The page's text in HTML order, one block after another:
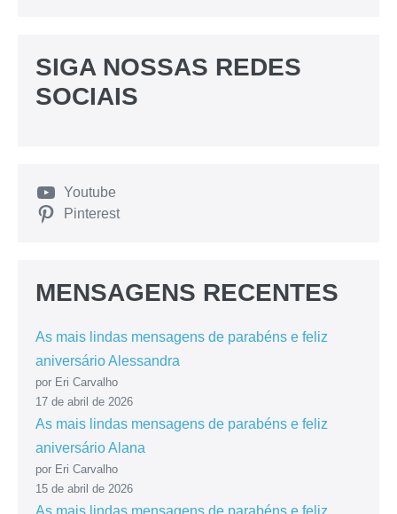
SIGA NOSSAS REDES
SOCIAIS
Youtube
Pinterest
MENSAGENS RECENTES
As mais lindas mensagens de parabéns e feliz
aniversário Alessandra
por Eri Carvalho
17 de abril de 2026
As mais lindas mensagens de parabéns e feliz
aniversário Alana
por Eri Carvalho
15 de abril de 2026
As mais lindas mensagens de parabéns e feliz